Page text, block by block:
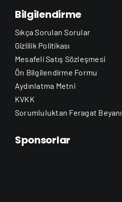
Bilgilendirme
Sıkça Sorulan Sorular
Gizlilik Politikası
Mesafeli Satış Sözleşmesi
Ön Bilgilendirme Formu
Aydınlatma Metni
KVKK
Sorumluluktan Feragat Beyanı
Sponsorlar